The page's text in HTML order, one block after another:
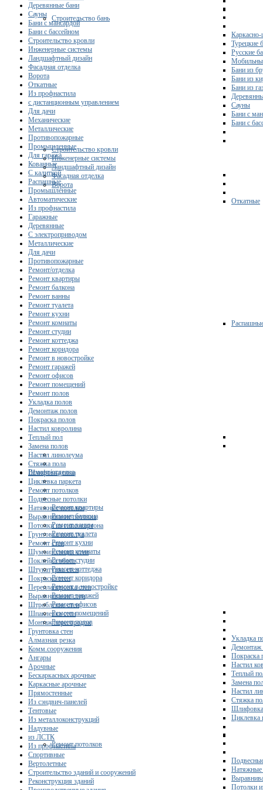
Строительство бань
Турецкие
Русские
Бани из
Бани из
Бани из
Сауны
Бани с
Бани с
Строительство кровли
Инженерные системы
Ландшафтный дизайн
Фасадная отделка
Ворота
Откатные
Ремонт/отделка
Ремонт квартиры
Ремонт балкона
Ремонт ванны
Ремонт туалета
Ремонт кухни
Ремонт комнаты
Ремонт студии
Ремонт коттеджа
Ремонт коридора
Ремонт в новостройке
Ремонт гаражей
Ремонт офисов
Ремонт помещений
Ремонт полов
Укладка
Демонтаж
Покраска
Настил
Теплый
Замена
Настил
Стяжка
Циклевка
Ремонт потолков
Натяжные
Потолки
Деревянные бани
Сауны
Бани с мансардой
Бани с бассейном
Строительство кровли
Инженерные системы
Ландшафтный дизайн
Фасадная отделка
Ворота
Откатные
Из профнастила
с дистанционным управлением
Для дачи
Механические
Металлические
Противопожарные
Промышленные
Для гаража
Кованные
С калиткой
Распашные
Промышленные
Автоматические
Из профнастила
Гаражные
Деревянные
С электроприводом
Металлические
Для дачи
Противопожарные
Ремонт/отделка
Ремонт квартиры
Ремонт балкона
Ремонт ванны
Ремонт туалета
Ремонт кухни
Ремонт комнаты
Ремонт студии
Ремонт коттеджа
Ремонт коридора
Ремонт в новостройке
Ремонт гаражей
Ремонт офисов
Ремонт помещений
Ремонт полов
Укладка полов
Демонтаж полов
Покраска полов
Настил ковролина
Теплый пол
Замена полов
Настил линолеума
Стяжка пола
Шлифовка пола
Циклевка паркета
Ремонт потолков
Подвесные потолки
Натяжные потолки
Выравнивание потолка
Потолки из гипсокартона
Грунтовка потолка
Ремонт стен
Шумоизоляция стен
Поклейка обоев
Штукатурка стен
Покраска стен
Перепланировка стен
Выравнивание стен
Штробление стен
Шпаклевка стен
Монтаж перегородок
Грунтовка стен
Алмазная резка
Комм.сооружения
Ангары
Арочные
Бескаркасных арочные
Каркасные арочные
Прямостенные
Из сэндвич-панелей
Тентовые
Из металлоконструкций
Надувные
из ЛСТК
Из профнастила
Спортивные
Вертолетные
Строительство зданий и сооружений
Реконструкция зданий